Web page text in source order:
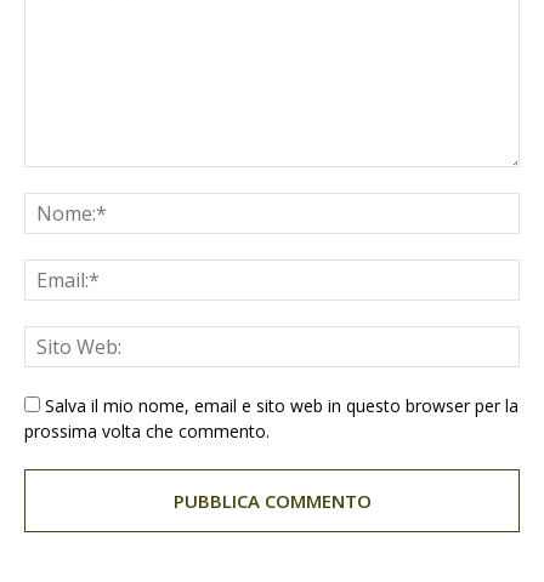
Salva il mio nome, email e sito web in questo browser per la
prossima volta che commento.